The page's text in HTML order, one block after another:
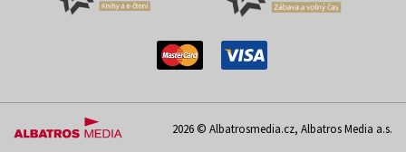
2026 © Albatrosmedia.cz, Albatros Media a.s.